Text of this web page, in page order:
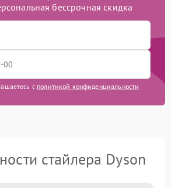
бессрочная скидка
с политикой конфиденциальности
стайлера Dyson